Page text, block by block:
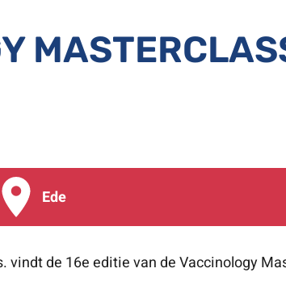
Ede
vindt de 16e editie van de Vaccinology